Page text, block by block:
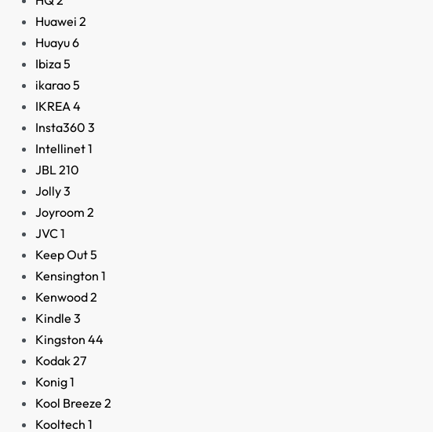
Huawei 2
Huayu6
Ibiza5
ikarao5
IKREA4
Insta360 3
Intellinet1
JBL210
Jolly3
Joyroom 2
JVC1
Keep Out5
Kensington 1
Kenwood2
Kindle 3
Kingston 44
Kodak27
Konig1
Kool Breeze 2
Kooltech 1